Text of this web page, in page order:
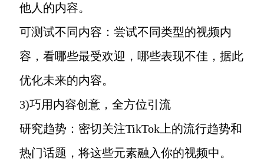
他人的内容。
可测试不同内容：尝试不同类型的视频内
容，看哪些最受欢迎，哪些表现不佳，据此
优化未来的内容。
3)巧用内容创意，全方位引流
研究趋势：密切关注TikTok上的流行趋势和
热门话题，将这些元素融入你的视频中。